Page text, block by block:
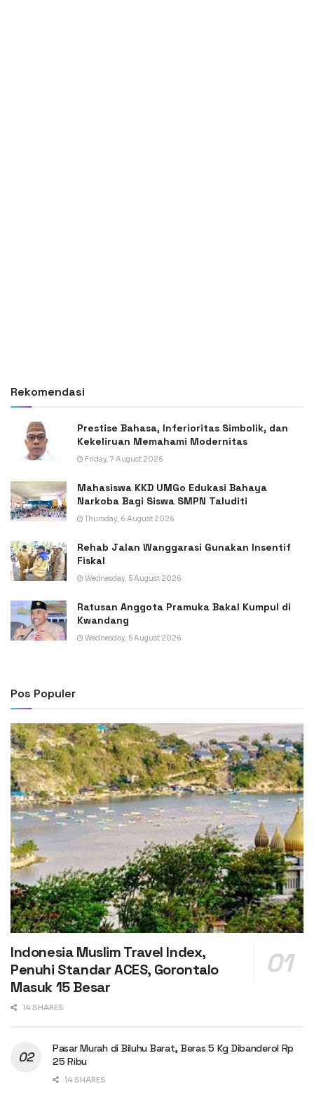
Rekomendasi
Prestise Bahasa, Inferioritas Simbolik, dan
Kekeliruan Memahami Modernitas
Friday, 7 August 2026
Mahasiswa KKD UMGo Edukasi Bahaya
Narkoba Bagi Siswa SMPN Taluditi
Thursday, 6 August 2026
Rehab Jalan Wanggarasi Gunakan Insentif
Fiskal
Wednesday, 5 August 2026
Ratusan Anggota Pramuka Bakal Kumpul di
Kwandang
Wednesday, 5 August 2026
Pos Populer
Indonesia Muslim Travel Index,
Penuhi Standar ACES, Gorontalo
Masuk 15 Besar
14 SHARES
Pasar Murah di Biluhu Barat, Beras 5 Kg Dibanderol Rp
25 Ribu
14 SHARES